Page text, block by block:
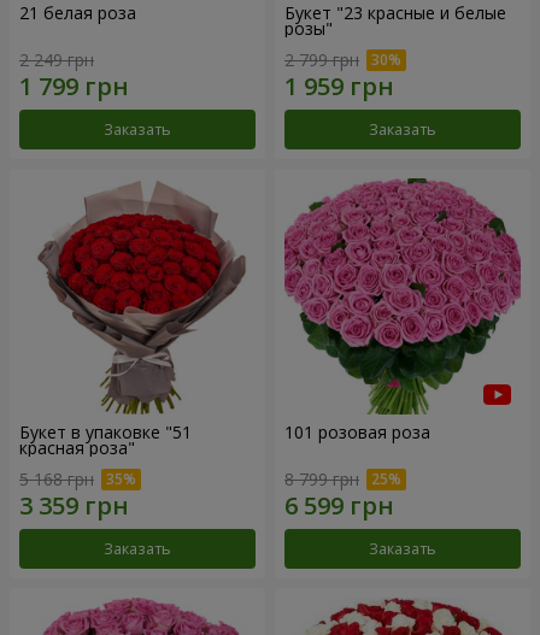
21 белая роза
2 249 грн
Заказать
Букет "23 красные и белые
розы"
2 799 грн
Заказать
Букет в упаковке "51
красная роза"
5 168 грн
Заказать
101 розовая роза
8 799 грн
Заказать